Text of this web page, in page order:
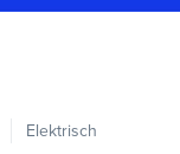
Elektrisch